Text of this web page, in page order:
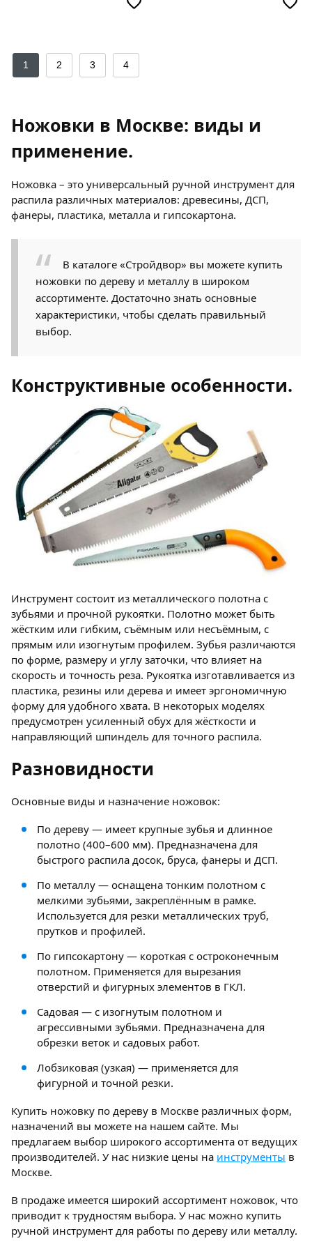
1 2 3 4
Ножовки в Москве: виды и
применение.
Ножовка – это универсальный ручной инструмент для
распила различных материалов: древесины, ДСП,
фанеры, пластика, металла и гипсокартона.
В каталоге «Стройдвор» вы можете купить
ножовки по дереву и металлу в широком
ассортименте. Достаточно знать основные
характеристики, чтобы сделать правильный
выбор.
Конструктивные особенности.
Инструмент состоит из металлического полотна с
зубьями и прочной рукоятки. Полотно может быть
жёстким или гибким, съёмным или несъёмным, с
прямым или изогнутым профилем. Зубья различаются
по форме, размеру и углу заточки, что влияет на
скорость и точность реза. Рукоятка изготавливается из
пластика, резины или дерева и имеет эргономичную
форму для удобного хвата. В некоторых моделях
предусмотрен усиленный обух для жёсткости и
направляющий шпиндель для точного распила.
Разновидности
Основные виды и назначение ножовок:
По дереву — имеет крупные зубья и длинное
полотно (400–600 мм). Предназначена для
быстрого распила досок, бруса, фанеры и ДСП.
По металлу — оснащена тонким полотном с
мелкими зубьями, закреплённым в рамке.
Используется для резки металлических труб,
прутков и профилей.
По гипсокартону — короткая с остроконечным
полотном. Применяется для вырезания
отверстий и фигурных элементов в ГКЛ.
Садовая — с изогнутым полотном и
агрессивными зубьями. Предназначена для
обрезки веток и садовых работ.
Лобзиковая (узкая) — применяется для
фигурной и точной резки.
Купить ножовку по дереву в Москве различных форм,
назначений вы можете на нашем сайте. Мы
предлагаем выбор широкого ассортимента от ведущих
производителей. У нас низкие цены на инструменты в
Москве.
В продаже имеется широкий ассортимент ножовок, что
приводит к трудностям выбора. У нас можно купить
ручной инструмент для работы по дереву или металлу.